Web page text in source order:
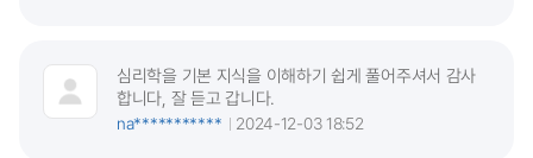
심리학을 기본 지식을 이해하기 쉽게 풀어주셔서 감사
합니다, 잘 듣고 갑니다.
na***********
2024-12-03 18:52